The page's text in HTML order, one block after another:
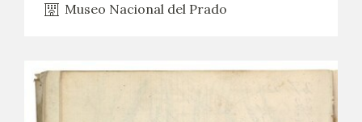
Museo Nacional del Prado